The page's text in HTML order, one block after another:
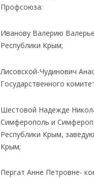
Профсоюза:
Иванову Валерию
Республики Крым;
Лисовской-Чудинович
Государственного
Шестовой Надежде
Симферополь и
Республики Крым,
Крым;
Пергат Анне Петровне-